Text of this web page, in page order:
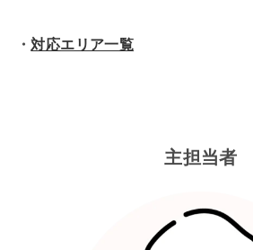
・対応エリア一覧
主担当者